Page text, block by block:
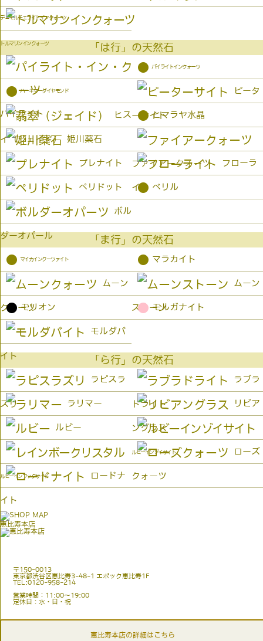
デュモルチェライトインクォーツ
トルマリンインクォーツ 「は行」の天然石
パイライト
● パイライトインクォーツ
● ハーキマーダイヤモンド ピータ
ーサイト
ヒス
イ（ジェイド）
● ヒマラヤ水晶
姫川薬石
ファイアークォーツ
プレナイト フローラ
イト
ペリドット ● ベリル
ボル
ダーオパール 「ま行」の天然石
● マイカインクーツァイト ● マラカイト
ムーン
クォーツ
ムーン
ストーン
● モリオン ● モルガナイト
モルダバ
イト 「ら行」の天然石
ラピスラ
ズリ
ラブラ
ドライト
ラリマー リビア
ングラス
ルビー
ルビーインゾイサイト
ルビーインフックサイト
ローズ
クォーツ
ロードナ
イト
恵比寿本店
〒150-0013
東京都渋谷区恵比寿3-48-1 エポック恵比寿1F
TEL:0120-958-214
営業時間：11:00〜19:00
定休日：水・日・祝
恵比寿本店の詳細はこちら